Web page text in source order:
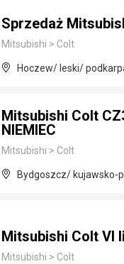
Sprzedaż
Mitsubishi > Colt
Hoczew/ leski/
Mitsubishi Colt
NIEMIEC
Mitsubishi > Colt
Bydgoszcz/ kujawsko-
Mitsubishi Colt VI
Mitsubishi > Colt